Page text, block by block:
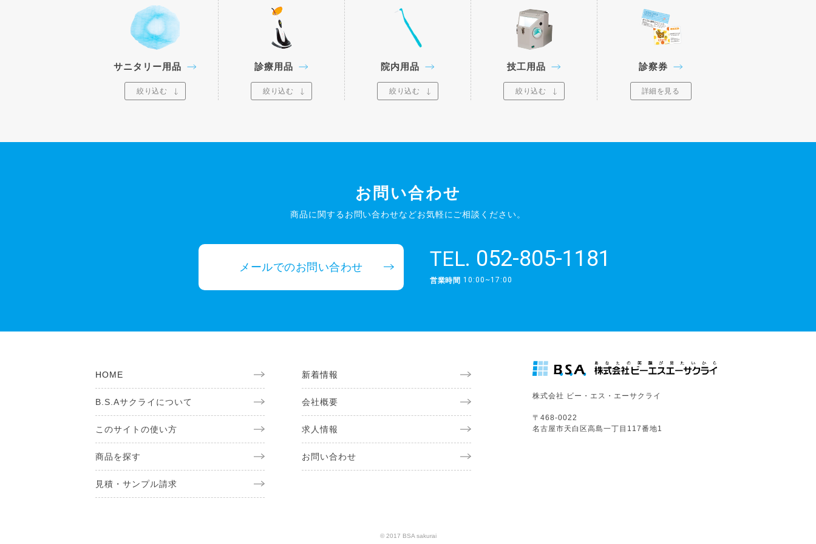
サニタリー用品
絞り込む
診療用品
絞り込む
院内用品
絞り込む
技工用品
絞り込む
診察券
詳細を見る
お問い合わせ
商品に関するお問い合わせなどお気軽にご相談ください。
メールでのお問い合わせ TEL. 052-805-1181
営業時間 10:00~17:00
HOME
B.S.Aサクライについて
このサイトの使い方
商品を探す
見積・サンプル請求
新着情報
会社概要
求人情報
お問い合わせ
株式会社 ビー・エス・エーサクライ
〒468-0022
名古屋市天白区高島一丁目117番地1
© 2017 BSA sakurai